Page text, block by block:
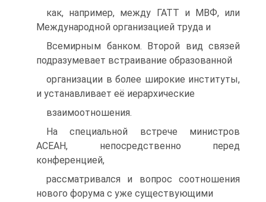
как, например, между ГАТТ и МВФ, или
Международной организацией труда и
Всемирным банком. Второй вид связей
подразумевает встраивание образованной
организации в более широкие институты,
и устанавливает её иерархические
взаимоотношения.
На специальной встрече министров
АСЕАН, непосредственно перед
конференцией,
рассматривался и вопрос соотношения
нового форума с уже существующими